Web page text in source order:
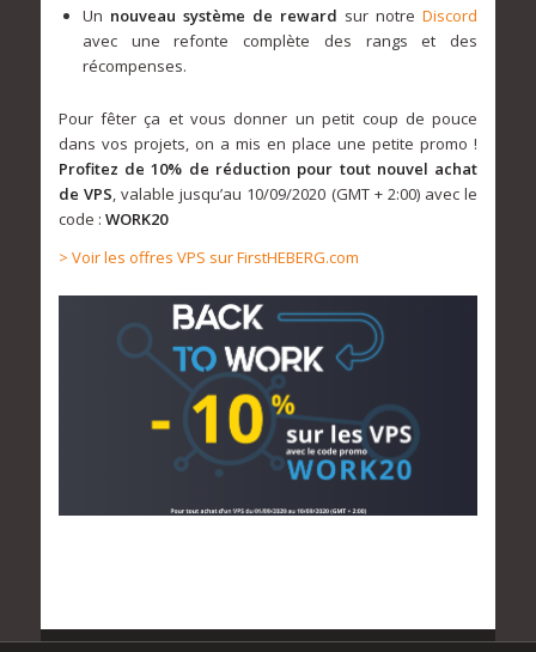
Un nouveau système de reward sur notreDiscord
avec une refonte complète des rangs et des
récompenses.
Pour fêter ça et vous donner un petit coup de pouce
dans vos projets, on a mis en place une petite promo !
Profitez de 10% de réduction pour tout nouvel achat
de VPS, valable jusqu’au 10/09/2020 (GMT + 2:00) avec le
code : WORK20
> Voir les offres VPS sur FirstHEBERG.com